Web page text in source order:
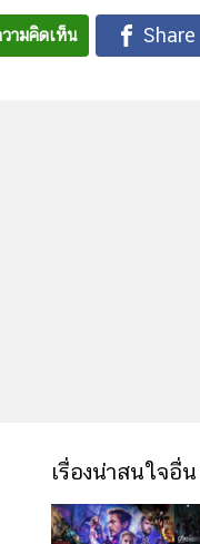
ามคิดเห็น
เรื่องน่าสนใจอื่